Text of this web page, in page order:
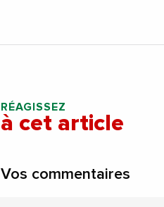
RÉAGISSEZ
à cet article
Vos commentaires